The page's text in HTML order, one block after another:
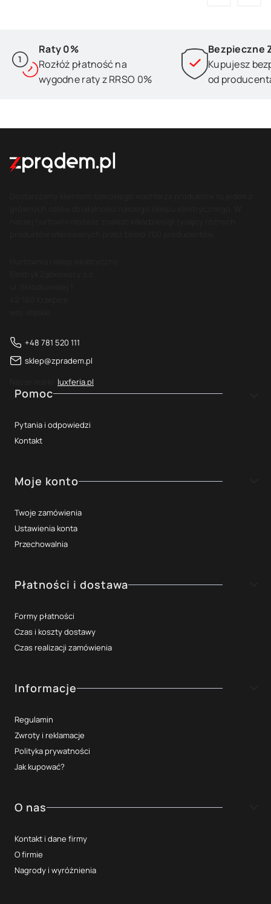
Raty 0%
Rozłóż płatność na
wygodne raty z RRSO 0%
Bezpieczne
Kupujesz
od
+48 781 520 111
sklep@zpradem.pl
luxferia.pl
Linki w stopce
Pomoc
Pytania i odpowiedzi
Kontakt
Moje konto
Twoje zamówienia
Ustawienia konta
Przechowalnia
Płatności i dostawa
Formy płatności
Czas i koszty dostawy
Czas realizacji zamówienia
Informacje
Regulamin
Zwroty i reklamacje
Polityka prywatności
Jak kupować?
O nas
Kontakt i dane firmy
O firmie
Nagrody i wyróżnienia